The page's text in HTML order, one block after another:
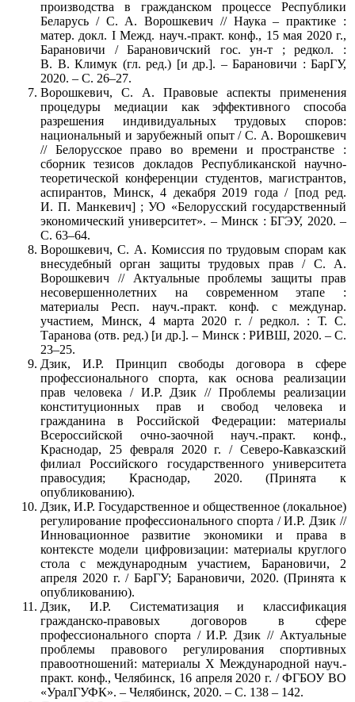
производства в гражданском процессе Республики
Беларусь / С. А. Ворошкевич // Наука – практике :
матер. докл. I Межд. науч.-практ. конф., 15 мая 2020 г.,
Барановичи / Барановичский гос. ун-т ; редкол. :
В. В. Климук (гл. ред.) [и др.]. – Барановичи : БарГУ,
2020. – С. 26–27.
Ворошкевич, С. А. Правовые аспекты применения
процедуры медиации как эффективного способа
разрешения индивидуальных трудовых споров:
национальный и зарубежный опыт / С. А. Ворошкевич
// Белорусское право во времени и пространстве :
сборник тезисов докладов Республиканской научно-
теоретической конференции студентов, магистрантов,
аспирантов, Минск, 4 декабря 2019 года / [под ред.
И. П. Манкевич] ; УО «Белорусский государственный
экономический университет». – Минск : БГЭУ, 2020. –
С. 63–64.
Ворошкевич, С. А. Комиссия по трудовым спорам как
внесудебный орган защиты трудовых прав / С. А.
Ворошкевич // Актуальные проблемы защиты прав
несовершеннолетних на современном этапе :
материалы Респ. науч.-практ. конф. с междунар.
участием, Минск, 4 марта 2020 г. / редкол. : Т. С.
Таранова (отв. ред.) [и др.]. – Минск : РИВШ, 2020. – С.
23–25.
Дзик, И.Р. Принцип свободы договора в сфере
профессионального спорта, как основа реализации
прав человека / И.Р. Дзик // Проблемы реализации
конституционных прав и свобод человека и
гражданина в Российской Федерации: материалы
Всероссийской очно-заочной науч.-практ. конф.,
Краснодар, 25 февраля 2020 г. / Северо-Кавказский
филиал Российского государственного университета
правосудия; Краснодар, 2020. (Принята к
опубликованию).
Дзик, И.Р. Государственное и общественное (локальное)
регулирование профессионального спорта / И.Р. Дзик //
Инновационное развитие экономики и права в
контексте модели цифровизации: материалы круглого
стола с международным участием, Барановичи, 2
апреля 2020 г. / БарГУ; Барановичи, 2020. (Принята к
опубликованию).
Дзик, И.Р. Систематизация и классификация
гражданско-правовых договоров в сфере
профессионального спорта / И.Р. Дзик // Актуальные
проблемы правового регулирования спортивных
правоотношений: материалы X Международной науч.-
практ. конф., Челябинск, 16 апреля 2020 г. / ФГБОУ ВО
«УралГУФК». – Челябинск, 2020. – С. 138 – 142.